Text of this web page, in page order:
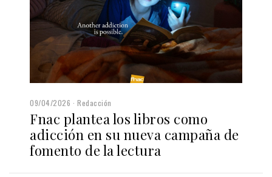
09/04/2026 Redacción
Fnac plantea los libros como
adicción en su nueva campaña de
fomento de la lectura